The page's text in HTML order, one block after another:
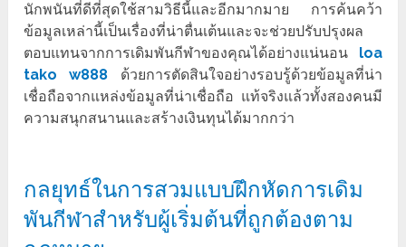
นักพนันที่ดีที่สุดใช้สามวิธีนี้และอีกมากมาย การค้นคว้า
ข้อมูลเหล่านี้เป็นเรื่องที่น่าตื่นเต้นและจะช่วยปรับปรุงผล
ตอบแทนจากการเดิมพันกีฬาของคุณได้อย่างแน่นอน loa
tako w888 ด้วยการตัดสินใจอย่างรอบรู้ด้วยข้อมูลที่น่า
เชื่อถือจากแหล่งข้อมูลที่น่าเชื่อถือ แท้จริงแล้วทั้งสองคนมี
ความสนุกสนานและสร้างเงินทุนได้มากกว่า
กลยุทธ์ในการสวมแบบฝึกหัดการเดิม
พันกีฬาสำหรับผู้เริ่มต้นที่ถูกต้องตาม